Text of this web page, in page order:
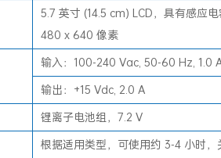
5.7 英寸 (14.5 cm) LCD，具有感应
480 x 640 像素
输入：100-240 Vac, 50-60 Hz, 1.0
输出：+15 Vdc, 2.0 A
锂离子电池组，7.2 V
根据适用类型，可使用约 3-4 小时